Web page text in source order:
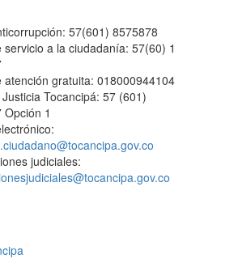
57(601) 8575878
servicio a la ciudadanía: 57(60) 1
atención gratuita: 018000944104
Tocancipá: 57 (601)
1
judiciales: